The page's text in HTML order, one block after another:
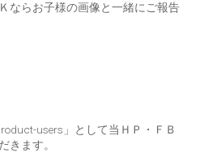
ならお子様の画像と一緒にご報告
users」として当ＨＰ・ＦＢ
きます。